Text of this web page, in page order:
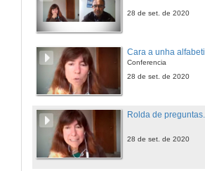
28 de set. de 2020
Conferencia
28 de set. de 2020
28 de set. de 2020